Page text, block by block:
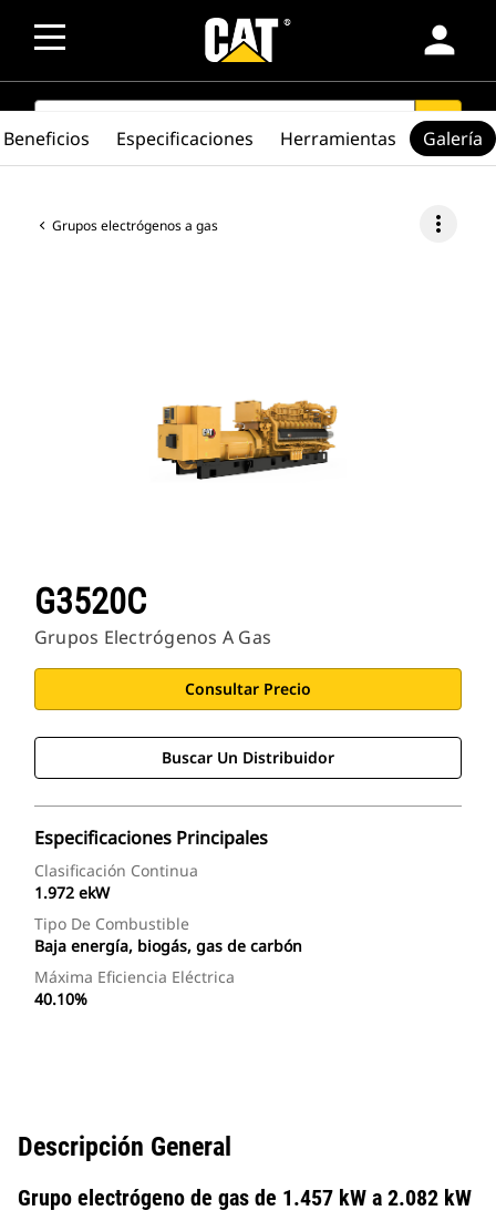
person
SEARCH search
Grupos electrógenos a gas more_vert
G3520C
Grupos Electrógenos A Gas
Consultar Precio
Buscar Un Distribuidor
Especificaciones Principales
Clasificación Continua
1.972 ekW
Tipo De Combustible
Baja energía, biogás, gas de carbón
Máxima Eficiencia Eléctrica
40.10%
Beneficios Especificaciones Herramientas Galería
Descripción General
Grupo electrógeno de gas de 1.457 kW a 2.082 kW